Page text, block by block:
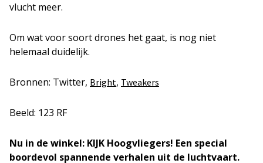
vlucht meer.
Om wat voor soort drones het gaat, is nog niet
helemaal duidelijk.
Bronnen: Twitter, Bright, Tweakers
Beeld: 123 RF
Nu in de winkel: KIJK Hoogvliegers! Een special
boordevol spannende verhalen uit de luchtvaart.